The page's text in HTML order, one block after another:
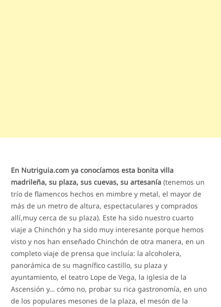
En Nutriguia.com ya conocíamos esta bonita villa
madrileña, su plaza, sus cuevas, su artesanía (tenemos un
trío de flamencos hechos en mimbre y metal, el mayor de
más de un metro de altura, espectaculares y comprados
allí,muy cerca de su plaza). Este ha sido nuestro cuarto
viaje a Chinchón y ha sido muy interesante porque hemos
visto y nos han enseñado Chinchón de otra manera, en un
completo viaje de prensa que incluía: la alcoholera,
panorámica de su magnífico castillo, su plaza y
ayuntamiento, el teatro Lope de Vega, la iglesia de la
Ascensión y… cómo no, probar su rica gastronomía, en uno
de los populares mesones de la plaza, el mesón de la